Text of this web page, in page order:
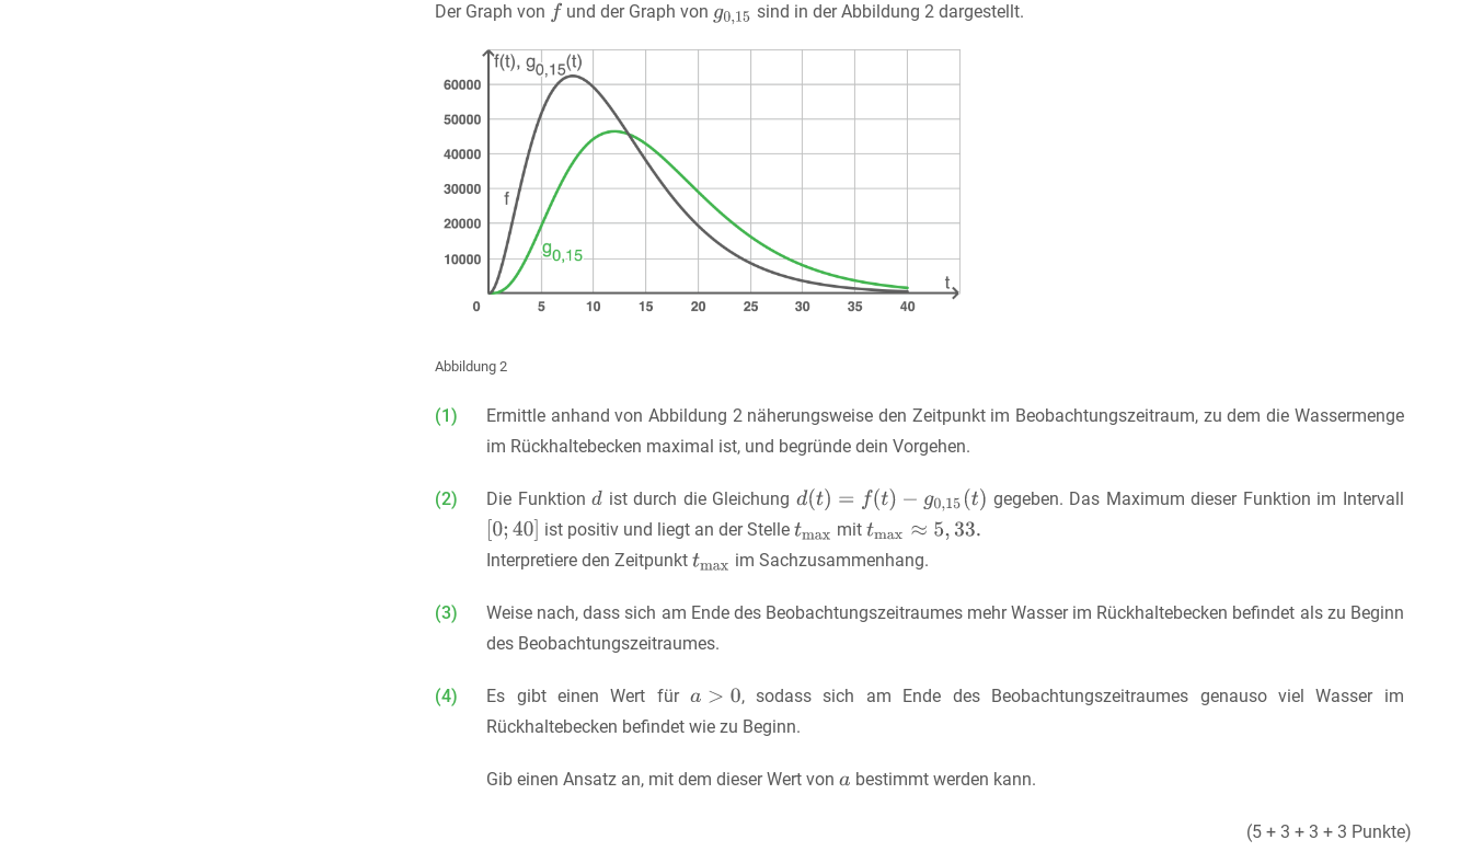
Der Graph von
und der Graph von sind in der Abbildung 2 dargestellt.
Abbildung 2
(1)
Ermittle anhand von Abbildung 2 näherungsweise den Zeitpunkt im Beobachtungszeitraum, zu dem die Wassermenge
im Rückhaltebecken maximal ist, und begründe dein Vorgehen.
(2) Die Funktion ist durch die Gleichung
gegeben. Das Maximum dieser Funktion im Intervall
ist positiv und liegt an der Stelle
mit
Interpretiere den Zeitpunkt
im Sachzusammenhang.
(3)
Weise nach, dass sich am Ende des Beobachtungszeitraumes mehr Wasser im Rückhaltebecken befindet als zu Beginn
des Beobachtungszeitraumes.
(4) Es gibt einen Wert für
, sodass sich am Ende des Beobachtungszeitraumes genauso viel Wasser im
Rückhaltebecken befindet wie zu Beginn.
Gib einen Ansatz an, mit dem dieser Wert von bestimmt werden kann.
(5 + 3 + 3 + 3 Punkte)